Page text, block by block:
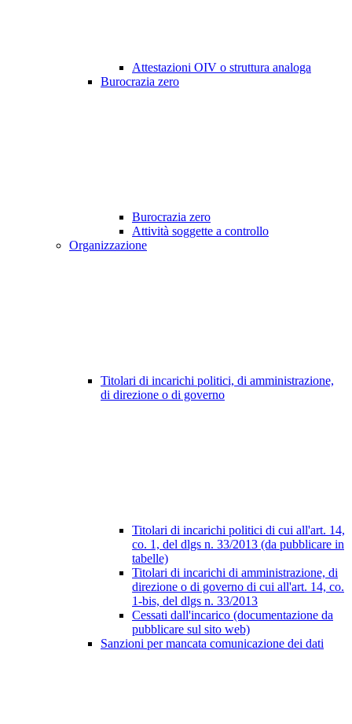
Attestazioni OIV o struttura analoga
Burocrazia zero
Burocrazia zero
Attività soggette a controllo
Organizzazione
Titolari di incarichi politici, di amministrazione,
di direzione o di governo
Titolari di incarichi politici di cui all'art. 14,
co. 1, del dlgs n. 33/2013 (da pubblicare in
tabelle)
Titolari di incarichi di amministrazione, di
direzione o di governo di cui all'art. 14, co.
1-bis, del dlgs n. 33/2013
Cessati dall'incarico (documentazione da
pubblicare sul sito web)
Sanzioni per mancata comunicazione dei dati